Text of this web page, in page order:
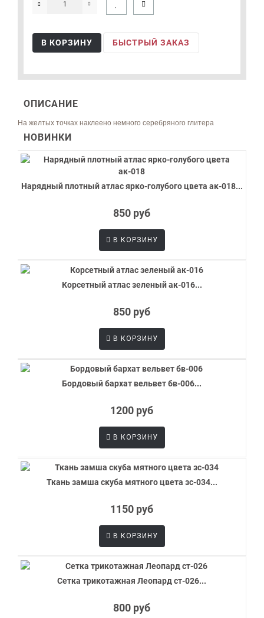
В КОРЗИНУ БЫСТРЫЙ ЗАКАЗ
ОПИСАНИЕ
На желтых точках наклеено немного серебряного глитера
НОВИНКИ
Нарядный плотный атлас ярко-голубого цвета ак-018...
850 руб
В КОРЗИНУ
Корсетный атлас зеленый ак-016...
850 руб
В КОРЗИНУ
Бордовый бархат вельвет бв-006...
1200 руб
В КОРЗИНУ
Ткань замша скуба мятного цвета зс-034...
1150 руб
В КОРЗИНУ
Сетка трикотажная Леопард ст-026...
800 руб